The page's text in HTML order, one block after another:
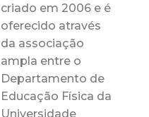
criado em 2006 e é
oferecido através
da associação
ampla entre o
Departamento de
Educação Física da
Universidade